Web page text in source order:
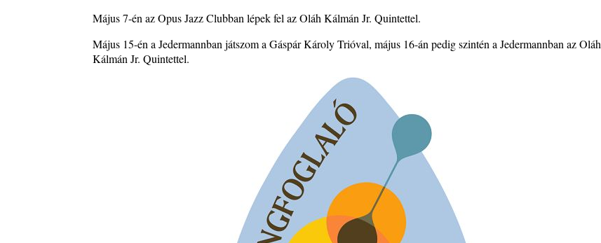
Május 7-én az Opus Jazz Clubban lépek fel az Oláh Kálmán Jr. Quintettel.
Május 15-én a Jedermannban játszom a Gáspár Károly Trióval, május 16-án pedig szintén a Jedermannban az Oláh
Kálmán Jr. Quintettel.